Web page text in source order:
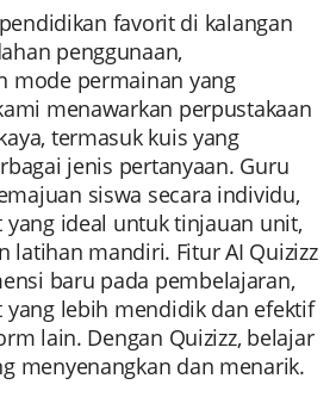
favorit di kalangan
penggunaan,
mode permainan yang
menawarkan perpustakaan
termasuk kuis yang
jenis pertanyaan. Guru
siswa secara individu,
ideal untuk tinjauan unit,
latihan mandiri. Fitur AI Quizizz
baru pada pembelajaran,
yang lebih mendidik dan efektif
lain. Dengan Quizizz, belajar
menyenangkan dan menarik.